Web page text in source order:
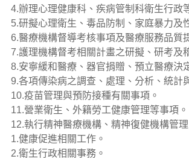
4.辦理心理健康科、疾病管制科衛生行政
5.研擬心理衛生、毒品防制、家庭暴力及
6.醫療機構督導考核事項及醫療服務品質
7.護理機構督考相關計畫之研擬、研考及
8.安寧緩和醫療、器官捐贈、預立醫療決
9.各項傳染病之調查、處理、分析、統計
10.疫苗管理與預防接種有關事項。
11.營業衛生、外籍勞工健康管理等事項。
12.執行精神醫療機構、精神復健機構管
1.健康促進相關工作。
2.衛生行政相關事務。